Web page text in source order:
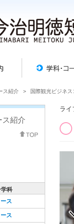
ス紹介 > 国際観光ビジネス
ライ
ス紹介
科
ス
ス